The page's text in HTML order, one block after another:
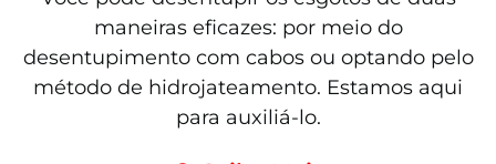
maneiras eficazes: por meio do
desentupimento com cabos ou optando pelo
método de hidrojateamento. Estamos aqui
para auxiliá-lo.